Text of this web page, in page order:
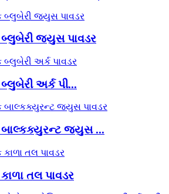
જ્યુસ પાવડર
અર્ક પી...
જ્યુસ ...
તલ પાવડર